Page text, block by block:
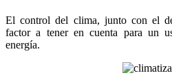
El control del clima, junto con el
factor a tener en cuenta para un
energía.